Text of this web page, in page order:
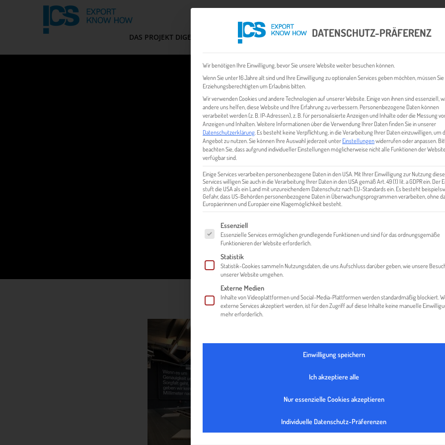
DAS PROJEKT DIGEM FIT CHECK EXPORT BUSINESS PLÄNE EVENTS & NEWS INHALT
IMG_2028_1
DATENSCHUTZ-PRÄFERENZ
Wir benötigen Ihre Einwilligung, bevor Sie unsere Website weiter besuchen können.
Wenn Sie unter 16 Jahre alt sind und Ihre Einwilligung zu optionalen Services geben möchten, müssen
Erziehungsberechtigten um Erlaubnis bitten.
Wir verwenden Cookies und andere Technologien auf unserer Website. Einige von ihnen sind essenziell,
andere uns helfen, diese Website und Ihre Erfahrung zu verbessern. Personenbezogene Daten können
verarbeitet werden (z. B. IP-Adressen), z. B. für personalisierte Anzeigen und Inhalte oder die Messung
Anzeigen und Inhalten. Weitere Informationen über die Verwendung Ihrer Daten finden Sie in unserer
Datenschutzerklärung Es besteht keine Verpflichtung, in die Verarbeitung Ihrer Daten einzuwilligen, um
Angebot zu nutzen. Sie können Ihre Auswahl jederzeit unterEinstellungenwiderrufen oder anpassen.
beachten Sie, dass aufgrund individueller Einstellungen möglicherweise nicht alle Funktionen der Website
verfügbar sind.
Einige Services verarbeiten personenbezogene Daten in den USA. Mit Ihrer Einwilligung zur Nutzung
Services willigen Sie auch in die Verarbeitung Ihrer Daten in den USA gemäß Art. 49 (1) lit. a GDPR ein. Der
stuft die USA als ein Land mit unzureichendem Datenschutz nach EU-Standards ein. Es besteht
Gefahr, dass US-Behörden personenbezogene Daten in Überwachungsprogrammen verarbeiten, ohne
Europäerinnen und Europäer eine Klagemöglichkeit besteht.
Es folgt eine Liste der Service-Gruppen, für die eine Einwilligung erteilt werden
Essenziell
Essenzielle Services ermöglichen grundlegende Funktionen und sind für das ordnungsgemäße
Funktionieren der Website erforderlich.
Statistik
Statistik-Cookies sammeln Nutzungsdaten, die uns Aufschluss darüber geben, wie unsere
unserer Website umgehen.
Externe Medien
Inhalte von Videoplattformen und Social-Media-Plattformen werden standardmäßig blockiert.
externe Services akzeptiert werden, ist für den Zugriff auf diese Inhalte keine manuelle
mehr erforderlich.
Einwilligung speichern
Ich akzeptiere alle
Nur essenzielle Cookies akzeptieren
Individuelle Datenschutz-Präferenzen